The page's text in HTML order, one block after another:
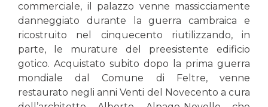
commerciale, il palazzo venne massicciamente
danneggiato durante la guerra cambraica e
ricostruito nel cinquecento riutilizzando, in
parte, le murature del preesistente edificio
gotico. Acquistato subito dopo la prima guerra
mondiale dal Comune di Feltre, venne
restaurato negli anni Venti del Novecento a cura